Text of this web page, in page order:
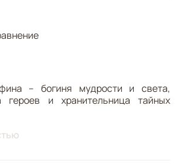
– богиня мудрости и света,
героев и хранительница тайных
богини, сочетающую